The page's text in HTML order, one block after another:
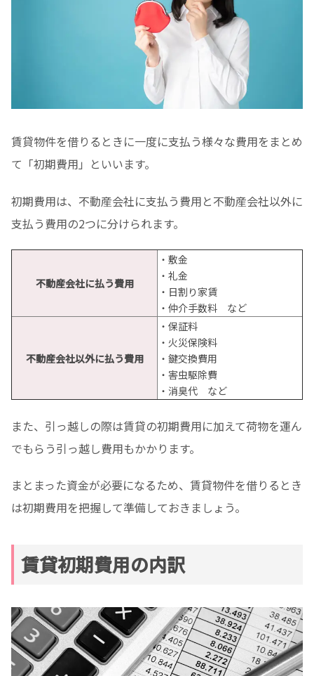
賃貸物件を借りるときに一度に支払う様々な費用をまとめ
て「初期費用」といいます。
初期費用は、不動産会社に支払う費用と不動産会社以外に
支払う費用の2つに分けられます。
不動産会社に払う費用
・敷金
・礼金
・日割り家賃
・仲介手数料 など
不動産会社以外に払う費用
・保証料
・火災保険料
・鍵交換費用
・害虫駆除費
・消臭代 など
また、引っ越しの際は賃貸の初期費用に加えて荷物を運ん
でもらう引っ越し費用もかかります。
まとまった資金が必要になるため、賃貸物件を借りるとき
は初期費用を把握して準備しておきましょう。
賃貸初期費用の内訳